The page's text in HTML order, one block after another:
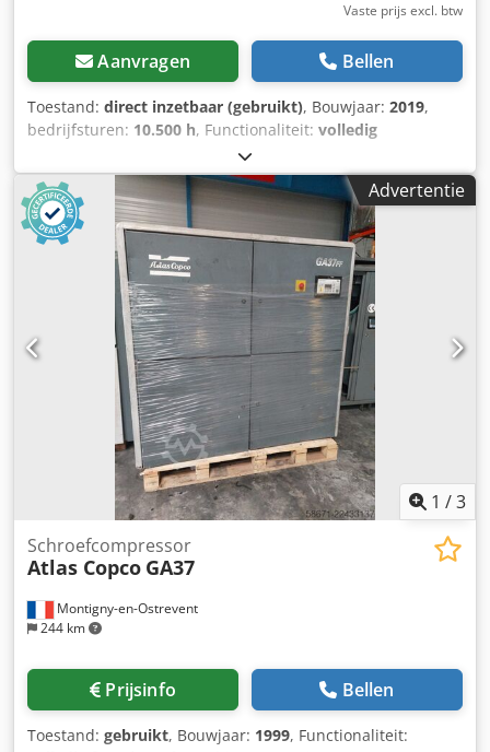
Vaste prijs excl. btw
Aanvragen Bellen
Toestand: direct inzetbaar (gebruikt), Bouwjaar: 2019,
bedrijfsturen: 10.500 h, Functionaliteit: volledig
898 kg
(101,97 pk), volumestroom:476 m³/u, druk (max.):13 bar,
type koeling:lucht, Uitrusting:Typeplaat beschikbaar,
documentatie / handleiding
, nette goed werkende
schroefcompressor 75 KW Freqentiegestuurd
Csdpfezrihrsx An Ujha
Advertentie
1 /3
Montigny-en-Ostrevent
244 km
Schroefcompressor
Atlas Copco GA37
Prijsinfo Bellen
Toestand: gebruikt, Bouwjaar: 1999, Functionaliteit: